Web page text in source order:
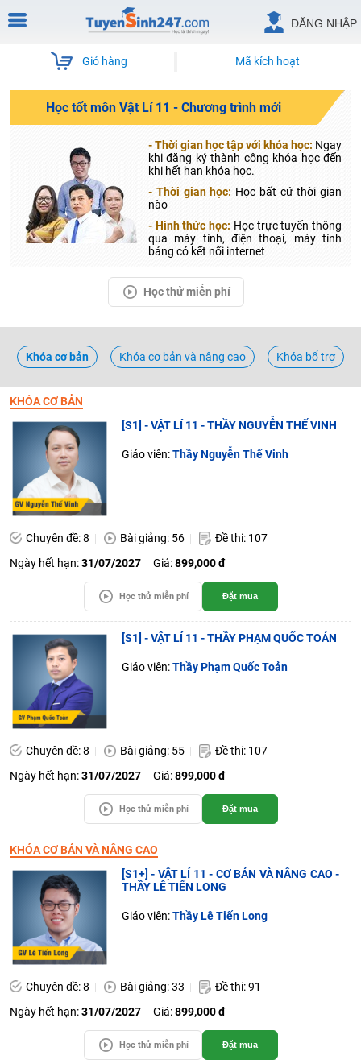
ĐĂNG NHẬP
Giỏ hàng Mã kích hoạt
Học tốt môn Vật Lí 11 - Chương trình mới
- Thời gian học tập với khóa học: Ngay
khi đăng ký thành công khóa học đến
khi hết hạn khóa học.
- Thời gian học: Học bất cứ thời gian
nào
- Hình thức học: Học trực tuyến thông
qua máy tính, điện thoại, máy tính
bảng có kết nối internet
Học thử miễn phí
Khóa cơ bản Khóa cơ bản và nâng cao Khóa bổ trợ
KHÓA CƠ BẢN
[S1] - VẬT LÍ 11 - THẦY NGUYỄN THẾ VINH
Giáo viên:Thầy Nguyễn Thế Vinh
Chuyên đề: 8 Bài giảng: 56
Đề thi: 107
Ngày hết hạn:31/07/2027 Giá:899,000 đ
Học thử miễn phí Đặt mua
[S1] - VẬT LÍ 11 - THẦY PHẠM QUỐC TOẢN
Giáo viên:Thầy Phạm Quốc Toản
Chuyên đề: 8 Bài giảng: 55
Đề thi: 107
Ngày hết hạn:31/07/2027 Giá:899,000 đ
Học thử miễn phí Đặt mua
KHÓA CƠ BẢN VÀ NÂNG CAO
[S1+] - VẬT LÍ 11 - CƠ BẢN VÀ NÂNG CAO -
THẦY LÊ TIẾN LONG
Giáo viên:Thầy Lê Tiến Long
Chuyên đề: 8 Bài giảng: 33
Đề thi: 91
Ngày hết hạn:31/07/2027 Giá:899,000 đ
Học thử miễn phí Đặt mua